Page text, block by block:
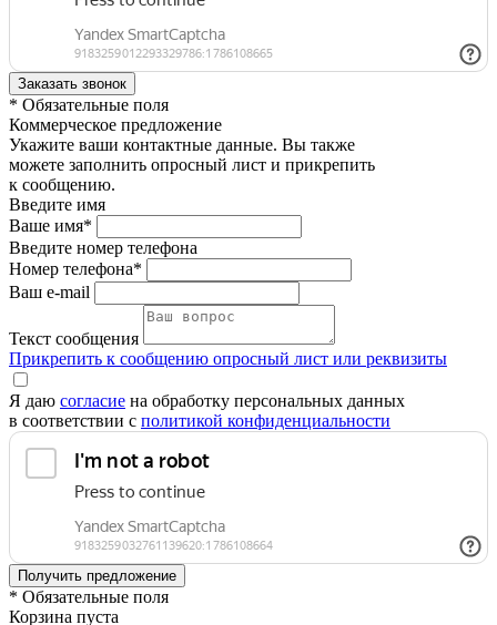
* Обязательные поля
Коммерческое предложение
Укажите ваши контактные данные. Вы также
можете заполнить опросный лист и прикрепить
к сообщению.
Введите имя
Ваше имя*
Введите номер телефона
Номер телефона*
Ваш e-mail
Текст сообщения
Прикрепить к сообщению опросный лист или реквизиты
Я даю согласие на обработку персональных данных
в соответствии с политикой конфиденциальности
* Обязательные поля
Корзина пуста